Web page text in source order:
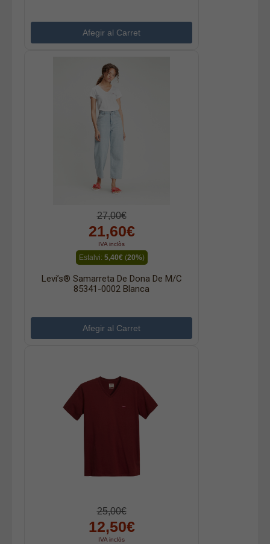
27,00€
21,60€
IVA inclòs
Estalvi: 5,40€(20%)
Levi’s® Samarreta De Dona De M/c
85341-0002 Blanca
25,00€
12,50€
IVA inclòs